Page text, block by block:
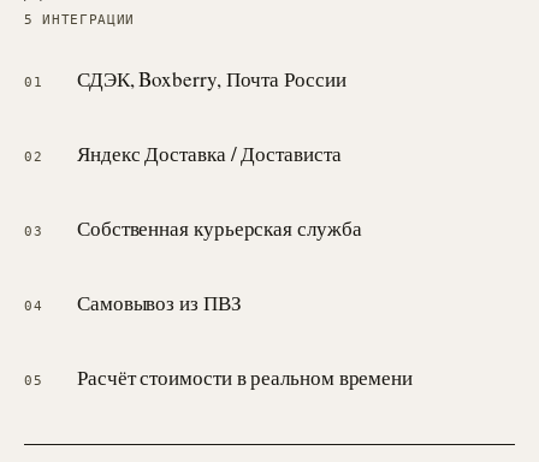
5 ИНТЕГРАЦИИ
01 СДЭК, Boxberry, Почта России
02 Яндекс Доставка / Достависта
03 Собственная курьерская служба
04 Самовывоз из ПВЗ
05 Расчёт стоимости в реальном времени